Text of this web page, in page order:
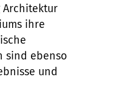
Architektur
ihre
sind ebenso
und